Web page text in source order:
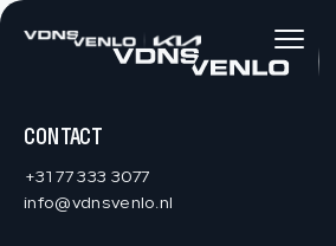
HOME
AANBOD
DIENSTEN
CONTACT
+31 77 333 3077
info@vdnsvenlo.nl